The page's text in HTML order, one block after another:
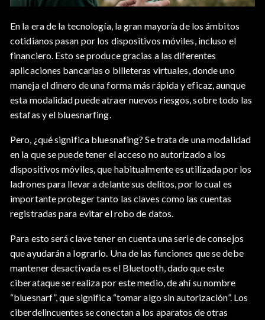
En la era de la tecnología, la gran mayoría de los ámbitos
cotidianos pasan por los dispositivos móviles, incluso el
financiero. Esto se produce gracias a las diferentes
aplicaciones bancarias o billeteras virtuales, donde uno
maneja el dinero de una forma más rápida y eficaz, aunque
esta modalidad puede atraer nuevos riesgos, sobre todo las
estafas y el bluesnarfing.
Pero, ¿qué significa bluesnafing? Se trata de una modalidad
en la que se puede tener el acceso no autorizado a los
dispositivos móviles, que habitualmente es utilizada por los
ladrones para llevar a delante sus delitos, por lo cual es
importante proteger tanto las claves como las cuentas
registradas para evitar el robo de datos.
Para esto será clave tener en cuenta una serie de consejos
que ayudarán a lograrlo. Una de las funciones que se debe
mantener desactivada es el Bluetooth, dado que este
ciberataque se realiza por este medio, de ahí su nombre
“bluesnarf”, que significa “tomar algo sin autorización”. Los
ciberdelincuentes se conectan a los aparatos de otras